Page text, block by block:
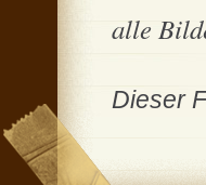
alle
Dieser